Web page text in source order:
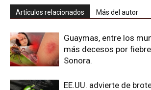
Artículos relacionados Más del autor
Guaymas, entre los
más decesos por
Sonora.
EE.UU. advierte de